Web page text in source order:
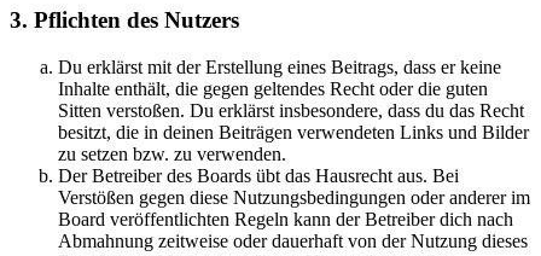
3. Pflichten des Nutzers
Du erklärst mit der Erstellung eines Beitrags, dass er keine
Inhalte enthält, die gegen geltendes Recht oder die guten
Sitten verstoßen. Du erklärst insbesondere, dass du das Recht
besitzt, die in deinen Beiträgen verwendeten Links und Bilder
zu setzen bzw. zu verwenden.
Der Betreiber des Boards übt das Hausrecht aus. Bei
Verstößen gegen diese Nutzungsbedingungen oder anderer im
Board veröffentlichten Regeln kann der Betreiber dich nach
Abmahnung zeitweise oder dauerhaft von der Nutzung dieses